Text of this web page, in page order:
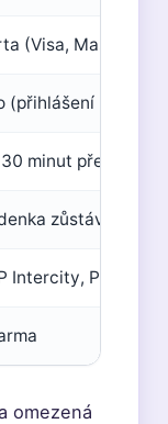
(Visa,
(přihlášení přes QR
30 minut před
zůstává
Intercity, PolRegio,
omezená